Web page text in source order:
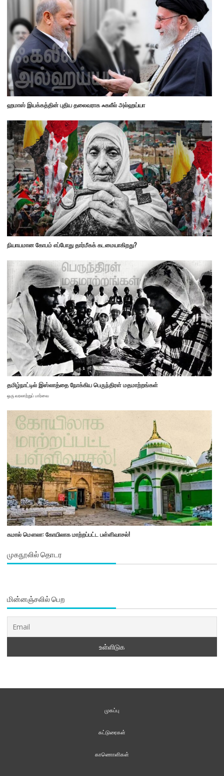
ஹமாஸ் இயக்கத்தின் புதிய தலைவராக ஃகலீல் அல்ஹய்யா
நியாயமான கோபம் எப்போது தார்மீகக் கடமையாகிறது?
தமிழ்நாட்டில் இஸ்லாத்தை நோக்கிய பெருந்திரள் மதமாற்றங்கள்
ஒரு வரலாற்றுப் பார்வை
கமால் மௌலா: கோயிலாக மாற்றப்பட்ட பள்ளிவாசல்!
முகநூலில் தொடர
மின்னஞ்சலில் பெற
முகப்பு
கட்டுரைகள்
காணொளிகள்